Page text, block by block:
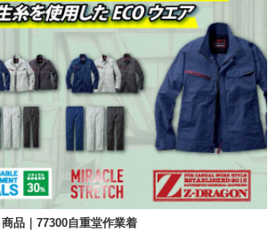
品｜77300自重堂作業着